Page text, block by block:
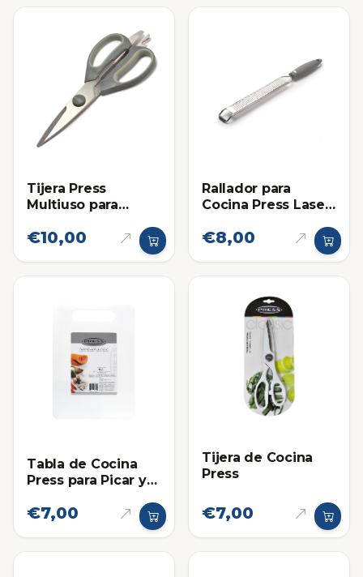
Tijera Press
Multiuso para
€10,00
Rallador para
Cocina Press Laser
€8,00
Tabla de Cocina
Press para Picar y
€7,00
Tijera de Cocina
Press
€7,00